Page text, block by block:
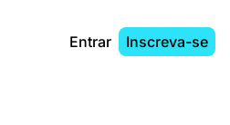
Entrar Inscreva-se